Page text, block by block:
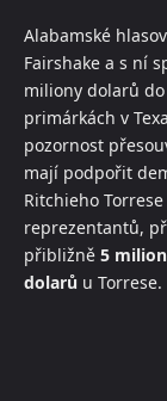
Alabamské
Fairshake a s ní
miliony dolarů
primárkách v
pozornost
mají podpořit
Ritchieho
reprezentantů,
přibližně 5
dolarů u Torrese.